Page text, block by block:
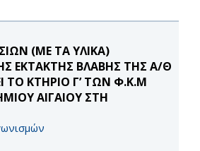
(ΜΕ ΤΑ ΥΛΙΚΑ)
ΕΚΤΑΚΤΗΣ ΒΛΑΒΗΣ ΤΗΣ Α/Θ
ΤΟ ΚΤΗΡΙΟ Γ’ ΤΩΝ Φ.Κ.Μ
ΑΙΓΑΙΟΥ ΣΤΗ